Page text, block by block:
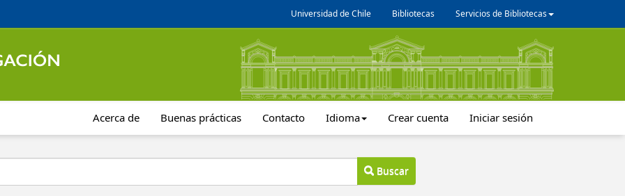
Universidad de Chile Bibliotecas Servicios de Bibliotecas
Acerca de Buenas prácticas Contacto Idioma Crear cuenta Iniciar sesión
Buscar